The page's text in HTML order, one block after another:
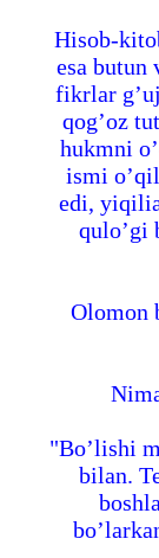
Hisob-
esa
fikrlar
qog’oz
hukmni
ismi
edi,
qulo’gi
Olomon
"Bo’lishi
bilan.